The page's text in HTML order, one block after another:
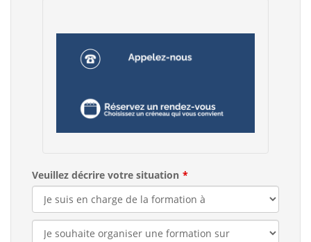
Veuillez décrire votre situation